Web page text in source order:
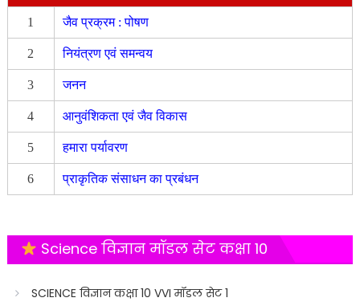
1 जैव प्रक्रम : पोषण
2 नियंत्रण एवं समन्वय
3 जनन
4 आनुवंशिकता एवं जैव विकास
5 हमारा पर्यावरण
6 प्राकृतिक संसाधन का प्रबंधन
Science विज्ञान मॉडल सेट कक्षा 10
SCIENCE विज्ञान कक्षा 10 VVI मॉडल सेट 1